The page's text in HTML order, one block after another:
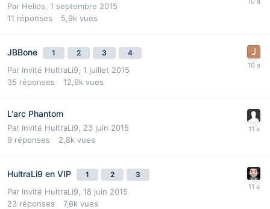
Par Helios 1 septembre 2015
11 réponses 5,9k vues
JBBone 1 2 3 4
Par Invité HultraLi9, 1 juillet 2015
35 réponses 12,9k vues
L'arc Phantom
Par Invité HultraLi9, 23 juin 2015
9 réponses 2,8k vues
HultraLi9 en VIP 1 2 3
Par Invité HultraLi9, 18 juin 2015
23 réponses 7,6k vues